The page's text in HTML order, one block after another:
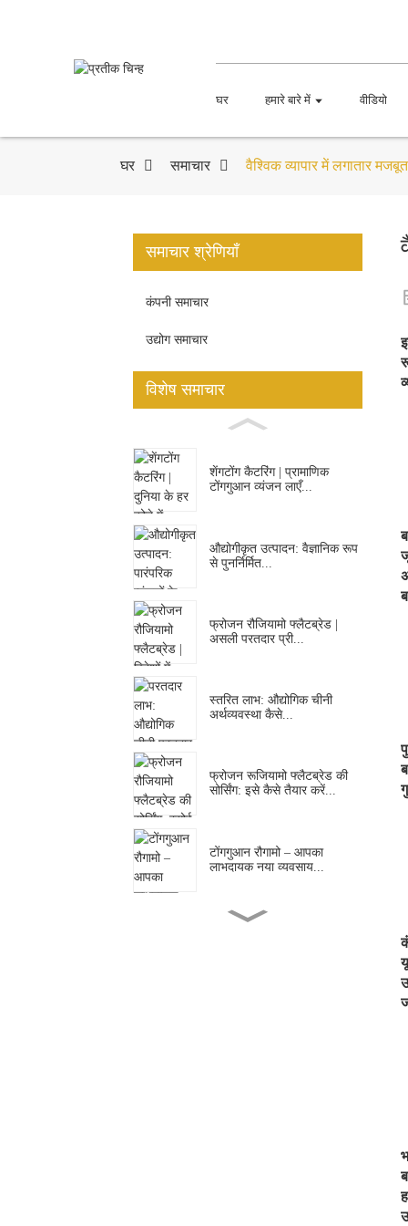
घर हमारे बारे में वीडियो
घर समाचार वैश्विक व्यापार में लगातार
समाचार श्रेणियाँ
कंपनी समाचार
उद्योग समाचार
विशेष समाचार
शेंगटोंग कैटरिंग | प्रामाणिक
टोंगगुआन व्यंजन लाएँ...
औद्योगीकृत उत्पादन: वैज्ञानिक रूप
से पुनर्निर्मित...
फ्रोजन रौजियामो फ्लैटब्रेड |
असली परतदार प्री...
स्तरित लाभ: औद्योगिक चीनी
अर्थव्यवस्था कैसे...
फ्रोजन रूजियामो फ्लैटब्रेड की
सोर्सिंग: इसे कैसे तैयार करें...
टोंगगुआन रौगामो – आपका
लाभदायक नया व्यवसाय...